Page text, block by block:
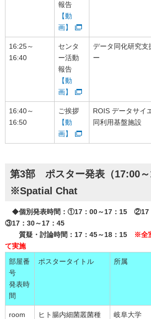
報告
【動
画】
16:25～
16:40
センタ
ー活動
報告
【動
画】
データ同化研究支
ー
16:40～
16:50
ご挨拶
【動
画】
ROIS データサイ
同利用基盤施設
第3部 ポスター発表（17:00～
※Spatial Chat
◆個別発表時間：①17：00～17：15 ②17
③17：30～17：45
質疑・討論時間：17：45～18：15
※全
て実施
部屋番
号
発表時
間
ポスタータイトル 所属
room ヒト腸内細菌叢菌種 岐阜大学